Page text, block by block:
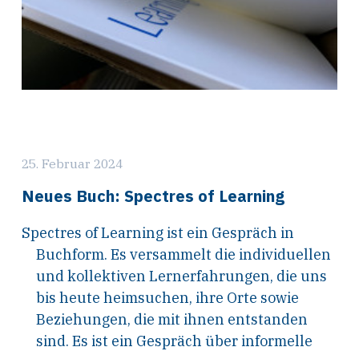
25. Februar 2024
Neues Buch: Spectres of Learning
Spectres of Learning ist ein Gespräch in
Buchform. Es versammelt die individuellen
und kollektiven Lernerfahrungen, die uns
bis heute heimsuchen, ihre Orte sowie
Beziehungen, die mit ihnen entstanden
sind. Es ist ein Gespräch über informelle